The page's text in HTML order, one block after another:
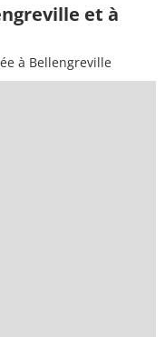
et à
à Bellengreville